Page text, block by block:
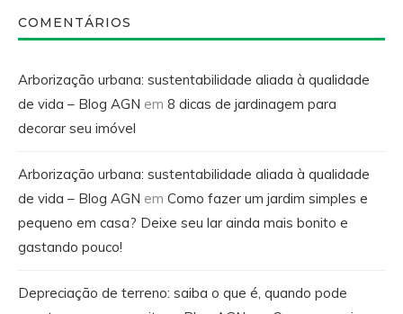
COMENTÁRIOS
Arborização urbana: sustentabilidade aliada à qualidade
de vida – Blog AGN em 8 dicas de jardinagem para
decorar seu imóvel
Arborização urbana: sustentabilidade aliada à qualidade
de vida – Blog AGN em Como fazer um jardim simples e
pequeno em casa? Deixe seu lar ainda mais bonito e
gastando pouco!
Depreciação de terreno: saiba o que é, quando pode